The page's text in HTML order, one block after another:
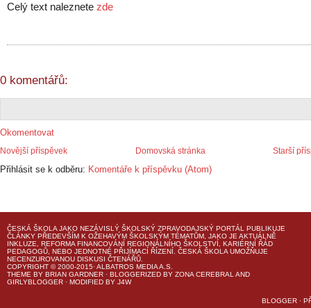
Celý text naleznete zde
0 komentářů:
Okomentovat
Novější příspěvek Starší
Domovská stránka
Přihlásit se k odběru: Komentáře k příspěvku (Atom)
ČESKÁ ŠKOLA JAKO NEZÁVISLÝ ŠKOLSKÝ ZPRAVODAJSKÝ PORTÁL PUBLIKUJE
ČLÁNKY PŘEDEVŠÍM K OŽEHAVÝM ŠKOLSKÝM TÉMATŮM, JAKO JE AKTUÁLNĚ
INKLUZE, REFORMA FINANCOVÁNÍ REGIONÁLNÍHO ŠKOLSTVÍ, KARIÉRNÍ ŘÁD
PEDAGOGŮ, NEBO JEDNOTNÉ PŘIJÍMACÍ ŘÍZENÍ. ČESKÁ ŠKOLA UMOŽŇUJE
NECENZUROVANOU DISKUSI ČTENÁŘŮ.
COPYRIGHT © 2000-2015· ALBATROS MEDIA A.S.
THEME BY BRIAN GARDNER · BLOGGERIZED BY ZONA CEREBRAL AND
GIRLYBLOGGER · MODIFIED BY J4W
BLOGGER ·